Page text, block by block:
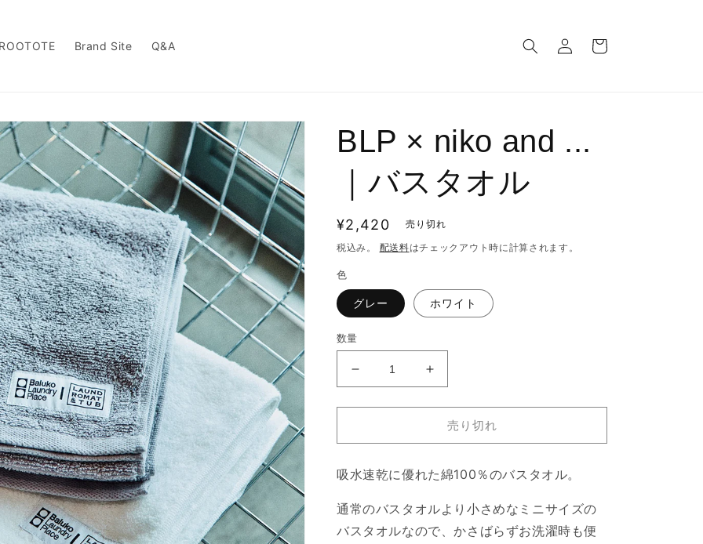
Brand Site Q&A
グ
イ
ー
BLP × niko and ...
｜バスタオル
通
常
価
格
¥2,420
売り切れ
税込み。 配送料はチェックアウト時に計算されます。
色
グレー ホワイト
数量
×
niko
...
バ
タ
オ
BLP
×
niko
and
...
バ
タ
オ
売り切れ
吸水速乾に優れた綿100％のバスタオル。
通常のバスタオルより小さめなミニサイズの
バスタオルなので、かさばらずお洗濯時も便